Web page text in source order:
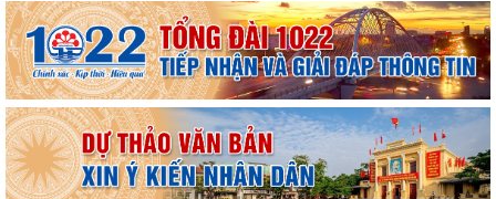
Xã Trường Tân triển khai chiến dịch làm sạch dữ liệu y tế và tạo lập Sổ
sức khỏe điện tử trên VNeID
Kỷ niệm 96 năm Ngày truyền thống ngành Tuyên giáo của Đảng
(01/8/1930 - 01/8/2026) Tiếp nối truyền...
PHÁT HUY VAI TRÒ NHÂN DÂN TRONG XÂY DỰNG THÀNH PHỐ
THƯỢNG TÔN PHÁP LUẬT.